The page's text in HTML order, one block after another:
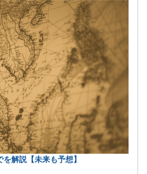
解説【未来も予想】